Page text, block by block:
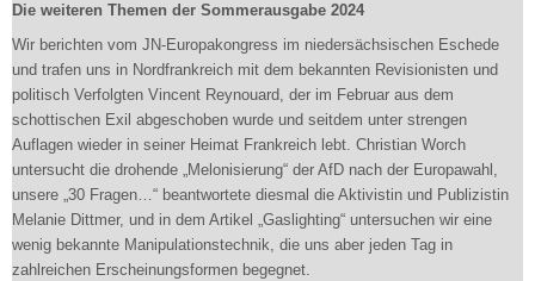
Die weiteren Themen der Sommerausgabe 2024
Wir berichten vom JN-Europakongress im niedersächsischen Eschede
und trafen uns in Nordfrankreich mit dem bekannten Revisionisten und
politisch Verfolgten Vincent Reynouard, der im Februar aus dem
schottischen Exil abgeschoben wurde und seitdem unter strengen
Auflagen wieder in seiner Heimat Frankreich lebt. Christian Worch
untersucht die drohende „Melonisierung“ der AfD nach der Europawahl,
unsere „30 Fragen…“ beantwortete diesmal die Aktivistin und Publizistin
Melanie Dittmer, und in dem Artikel „Gaslighting“ untersuchen wir eine
wenig bekannte Manipulationstechnik, die uns aber jeden Tag in
zahlreichen Erscheinungsformen begegnet.